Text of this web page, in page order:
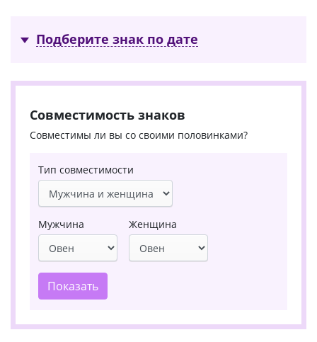
Подберите знак по дате
Совместимость знаков
Совместимы ли вы со своими половинками?
Тип совместимости
Мужчина Женщина
Показать